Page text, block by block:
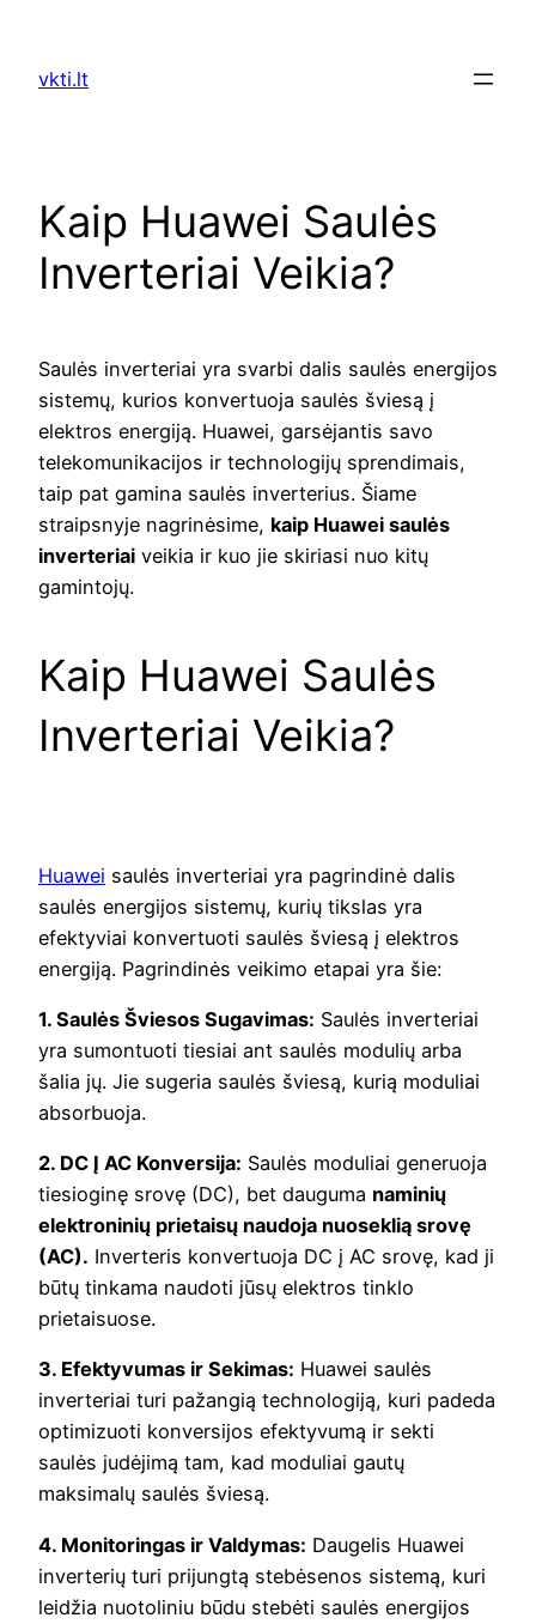
content
vkti.lt
Kaip Huawei Saulės
Inverteriai Veikia?
Saulės inverteriai yra svarbi dalis saulės energijos
sistemų, kurios konvertuoja saulės šviesą į
elektros energiją. Huawei, garsėjantis savo
telekomunikacijos ir technologijų sprendimais,
taip pat gamina saulės inverterius. Šiame
straipsnyje nagrinėsime, kaip Huawei saulės
inverteriai veikia ir kuo jie skiriasi nuo kitų
gamintojų.
Kaip Huawei Saulės
Inverteriai Veikia?
Huawei saulės inverteriai yra pagrindinė dalis
saulės energijos sistemų, kurių tikslas yra
efektyviai konvertuoti saulės šviesą į elektros
energiją. Pagrindinės veikimo etapai yra šie:
1. Saulės Šviesos Sugavimas: Saulės inverteriai
yra sumontuoti tiesiai ant saulės modulių arba
šalia jų. Jie sugeria saulės šviesą, kurią moduliai
absorbuoja.
2. DC Į AC Konversija: Saulės moduliai generuoja
tiesioginę srovę (DC), bet dauguma naminių
elektroninių prietaisų naudoja nuoseklią srovę
(AC). Inverteris konvertuoja DC į AC srovę, kad ji
būtų tinkama naudoti jūsų elektros tinklo
prietaisuose.
3. Efektyvumas ir Sekimas: Huawei saulės
inverteriai turi pažangią technologiją, kuri padeda
optimizuoti konversijos efektyvumą ir sekti
saulės judėjimą tam, kad moduliai gautų
maksimalų saulės šviesą.
4. Monitoringas ir Valdymas: Daugelis Huawei
inverterių turi prijungtą stebėsenos sistemą, kuri
leidžia nuotoliniu būdu stebėti saulės energijos